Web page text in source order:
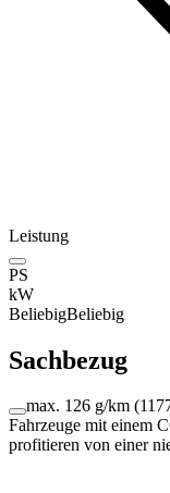
Leistung
PS
kW
BeliebigBeliebig
Sachbezug
max. 126 g/km (
Fahrzeuge mit einem
profitieren von einer